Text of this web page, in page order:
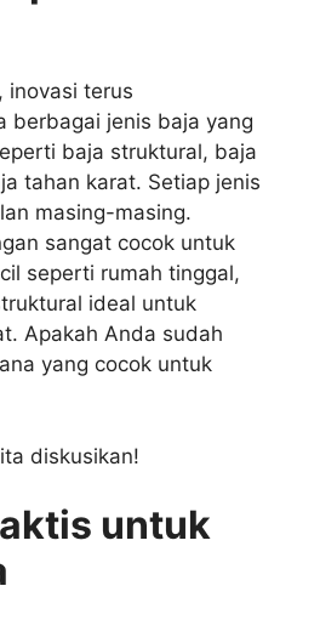
inovasi terus
berbagai jenis baja yang
baja struktural, baja
tahan karat. Setiap jenis
masing-masing.
sangat cocok untuk
seperti rumah tinggal,
ideal untuk
Apakah Anda sudah
yang cocok untuk
diskusikan!
untuk